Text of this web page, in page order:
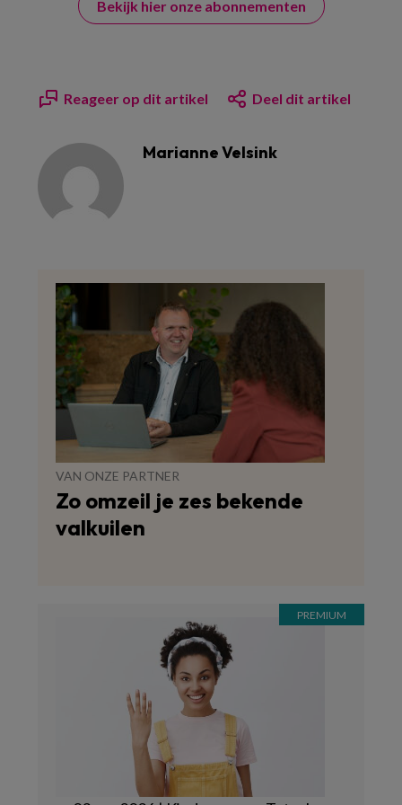
Bekijk hier onze abonnementen
Reageer op dit artikel Deel dit artikel
Marianne Velsink
VAN ONZE PARTNER
Zo omzeil je zes bekende
valkuilen